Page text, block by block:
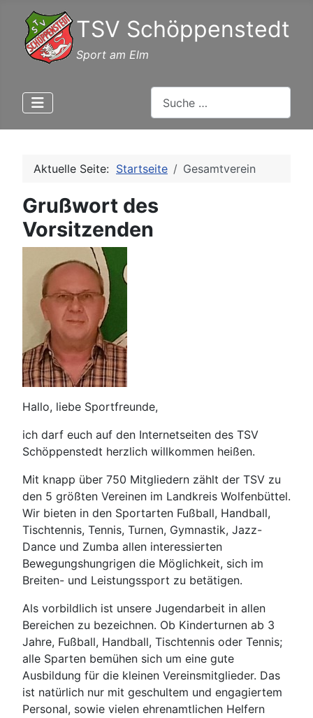
TSV Schöppenstedt
Sport am Elm
Aktuelle Seite: Startseite Gesamtverein
Grußwort des
Vorsitzenden
Hallo, liebe Sportfreunde,
ich darf euch auf den Internetseiten des TSV
Schöppenstedt herzlich willkommen heißen.
Mit knapp über 750 Mitgliedern zählt der TSV zu
den 5 größten Vereinen im Landkreis Wolfenbüttel.
Wir bieten in den Sportarten Fußball, Handball,
Tischtennis, Tennis, Turnen, Gymnastik, Jazz-
Dance und Zumba allen interessierten
Bewegungshungrigen die Möglichkeit, sich im
Breiten- und Leistungssport zu betätigen.
Als vorbildlich ist unsere Jugendarbeit in allen
Bereichen zu bezeichnen. Ob Kinderturnen ab 3
Jahre, Fußball, Handball, Tischtennis oder Tennis;
alle Sparten bemühen sich um eine gute
Ausbildung für die kleinen Vereinsmitglieder. Das
ist natürlich nur mit geschultem und engagiertem
Personal, sowie vielen ehrenamtlichen Helfern